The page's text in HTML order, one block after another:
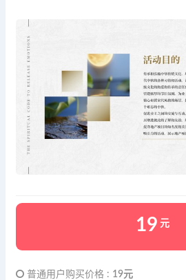
19 元
普通用户购买价格 : 19元